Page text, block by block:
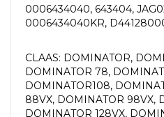
0006434040, 643404,
0006434040KR,
CLAAS: DOMINATOR,
DOMINATOR 78,
DOMINATOR108,
88VX, DOMINATOR 98VX,
DOMINATOR 128VX,